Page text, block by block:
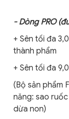
- Dòng PRO
+ Sên tối đa
thành phẩm
+ Sên tối đa
(Bộ sản phẩm
năng: sao
dừa non)